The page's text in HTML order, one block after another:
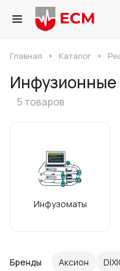
Главная Каталог
Инфузионные
5 товаров
Инфузоматы
Бренды Аксион